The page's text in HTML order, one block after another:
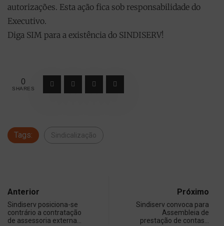
autorizações. Esta ação fica sob responsabilidade do
Executivo.
Diga SIM para a existência do SINDISERV!
0
SHARES
Tags: Sindicalização
Anterior
Sindiserv posiciona-se
contrário a contratação
de assessoria externa…
Próximo
Sindiserv convoca para
Assembleia de
prestação de contas…